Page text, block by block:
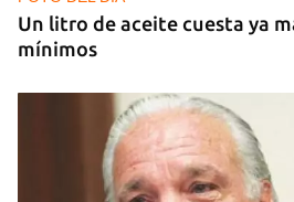
Un litro de aceite cuesta ya
mínimos